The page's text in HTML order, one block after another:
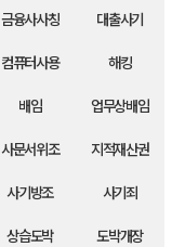
금융사사칭 대출사기
컴퓨터사용 해킹
배임 업무상배임
사문서위조 지적재산권
사기방조 사기죄
상습도박 도박개장